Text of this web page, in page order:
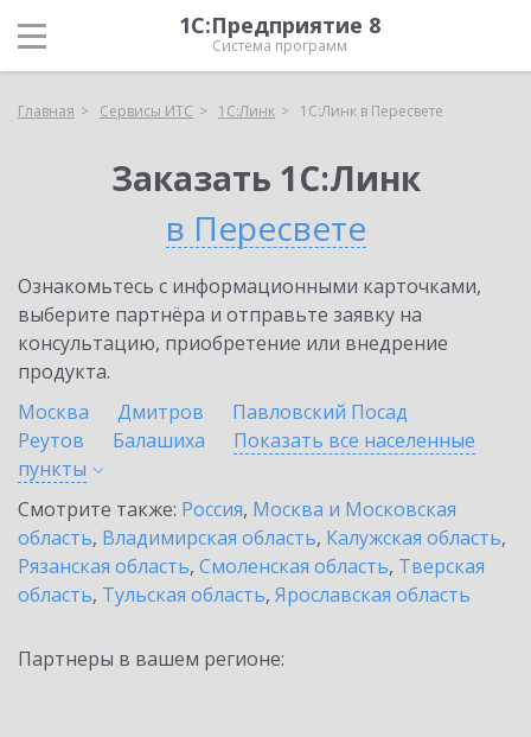
1С:Предприятие 8
Система программ
Главная Сервисы ИТС 1С:Линк 1С:Линк в Пересвете
Заказать 1С:Линк
в Пересвете
Ознакомьтесь с информационными карточками,
выберите партнёра и отправьте заявку на
консультацию, приобретение или внедрение
продукта.
Москва
Дмитров
Павловский Посад
Реутов
Балашиха
Показать все населенные
пункты
Смотрите также: Россия, Москва и Московская
область, Владимирская область, Калужская область,
Рязанская область, Смоленская область, Тверская
область, Тульская область, Ярославская область
Партнеры в вашем регионе: